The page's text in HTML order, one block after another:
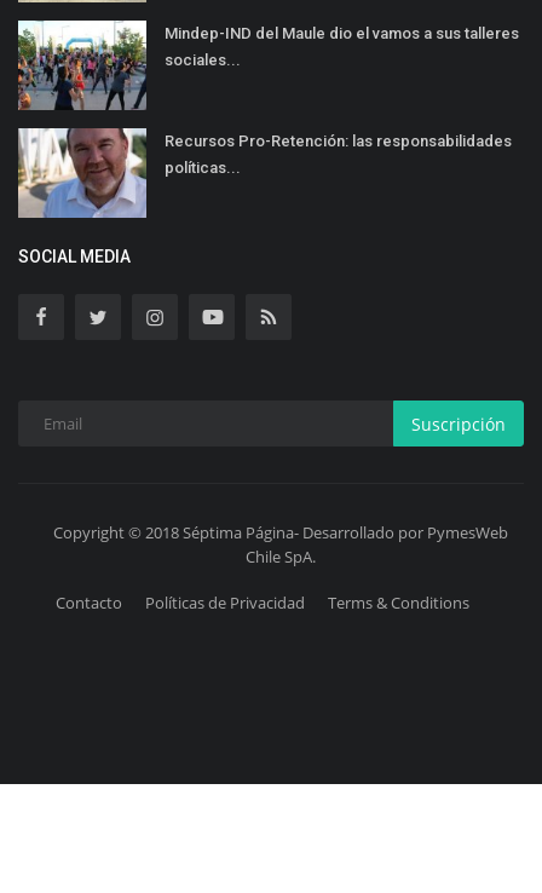
Mindep-IND del Maule dio el vamos a sus talleres
sociales...
Recursos Pro-Retención: las responsabilidades
políticas...
SOCIAL MEDIA
Suscripción
Copyright © 2018 Séptima Página- Desarrollado por PymesWeb
Chile SpA.
Contacto Políticas de Privacidad Terms & Conditions